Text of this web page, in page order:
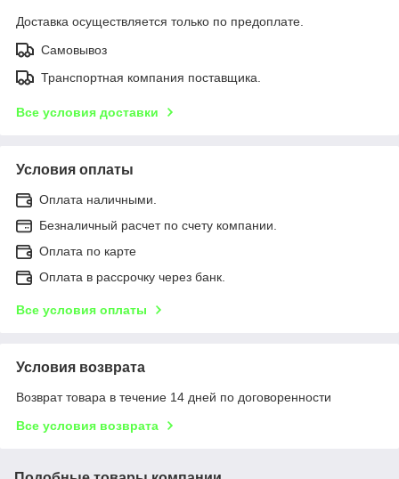
Доставка осуществляется только по предоплате.
Самовывоз
Транспортная компания поставщика.
Все условия доставки
Условия оплаты
Оплата наличными.
Безналичный расчет по счету компании.
Оплата по карте
Оплата в рассрочку через банк.
Все условия оплаты
Условия возврата
Возврат товара в течение 14 дней по договоренности
Все условия возврата